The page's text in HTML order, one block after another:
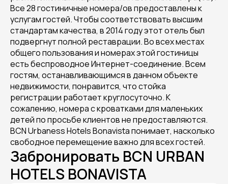
Все 28 гостиничные номера/ов предоставлены к
услугам гостей. Чтобы соответствовать высшим
стандартам качества, в 2014 году этот отель был
подвергнут полной реставрации. Во всех местах
общего пользования и номерах этой гостиницы
есть беспроводное Интернет-соединение. Всем
гостям, останавливающимся в данном объекте
недвижимости, понравится, что стойка
регистрации работает круглосуточно. К
сожалению, номера с кроватками для маленьких
детей по просьбе клиентов не предоставляются.
BCN Urbaness Hotels Bonavista понимает, насколько
свободное перемещение важно для всех гостей.
Забронировать BCN URBAN
HOTELS BONAVISTA